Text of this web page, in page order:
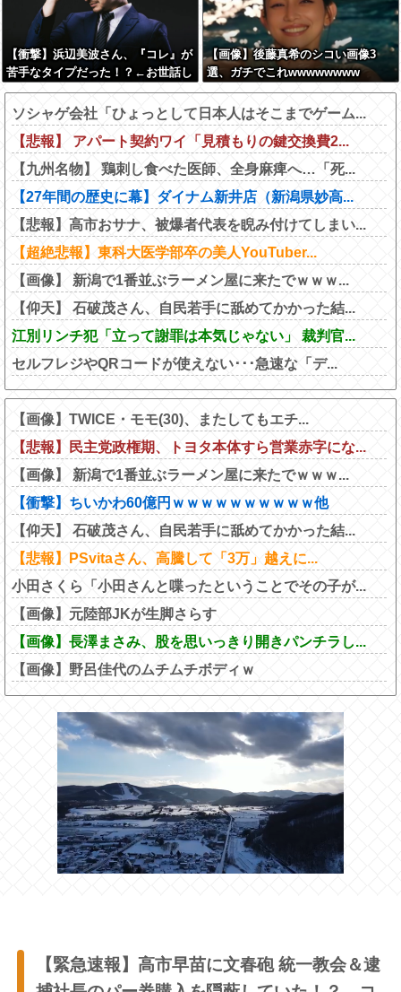
【衝撃】浜辺美波さん、『コレ』が
苦手なタイプだった！？←お世話し
てあげたい弱男が大量沸きしてしま
うw w w w w w w w w
【画像】後藤真希のシコい画像3
選、ガチでこれwwwwwwww
ソシャゲ会社「ひょっとして日本人はそこまでゲーム...
【悲報】 アパート契約ワイ「見積もりの鍵交換費2...
【九州名物】 鶏刺し食べた医師、全身麻痺へ…「死...
【27年間の歴史に幕】ダイナム新井店（新潟県妙高...
【悲報】高市おサナ、被爆者代表を睨み付けてしまい...
【超絶悲報】東科大医学部卒の美人YouTuber...
【画像】 新潟で1番並ぶラーメン屋に来たでｗｗｗ...
【仰天】 石破茂さん、自民若手に舐めてかかった結...
江別リンチ犯「立って謝罪は本気じゃない」 裁判官...
セルフレジやQRコードが使えない･･･急速な「デ...
【画像】TWICE・モモ(30)、またしてもエチ...
【悲報】民主党政権期、トヨタ本体すら営業赤字にな...
【画像】 新潟で1番並ぶラーメン屋に来たでｗｗｗ...
【衝撃】ちいかわ60億円ｗｗｗｗｗｗｗｗｗｗ他
【仰天】 石破茂さん、自民若手に舐めてかかった結...
【悲報】PSvitaさん、高騰して「3万」越えに...
小田さくら「小田さんと喋ったということでその子が...
【画像】元陸部JKが生脚さらす
【画像】長澤まさみ、股を思いっきり開きパンチラし...
【画像】野呂佳代のムチムチボディｗ
【緊急速報】高市早苗に文春砲 統一教会＆逮